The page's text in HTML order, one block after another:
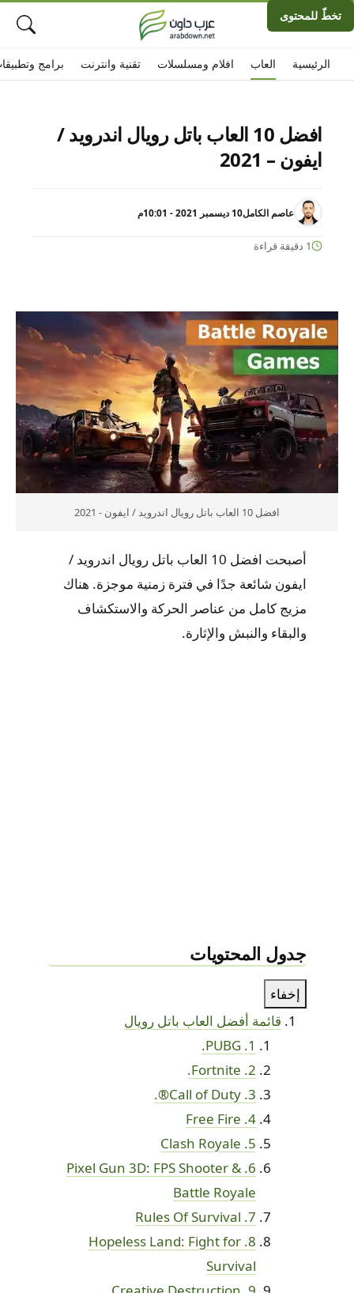
تخطّ للمحتوى
الرئيسية افلام ومسلسلات تقنية وانترنت العاب برامج
افضل 10 العاب باتل رويال اندرويد /
ايفون – 2021
عاصم الكامل10 ديسمبر 2021 - 10:01م
1 دقيقة قراءة
افضل 10 العاب باتل رويال اندرويد / ايفون - 2021
أصبحت افضل 10 العاب باتل رويال اندرويد /
ايفون شائعة جدًا في فترة زمنية موجزة. هناك
مزيج كامل من عناصر الحركة والاستكشاف
والبقاء والنبش والإثارة.
جدول المحتويات
إخفاء
قائمة أفضل العاب باتل رويال
1. PUBG.
2. Fortnite.
3. Call of Duty®.
4. Free Fire
5. Clash Royale
6. Pixel Gun 3D: FPS Shooter &
Battle Royale
7. Rules Of Survival
8. Hopeless Land: Fight for
Survival